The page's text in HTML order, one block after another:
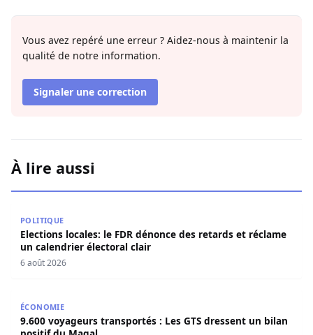
Vous avez repéré une erreur ? Aidez-nous à maintenir la
qualité de notre information.
Signaler une correction
À lire aussi
POLITIQUE
Elections locales: le FDR dénonce des retards et réclame
un calendrier électoral clair
6 août 2026
ÉCONOMIE
9.600 voyageurs transportés : Les GTS dressent un bilan